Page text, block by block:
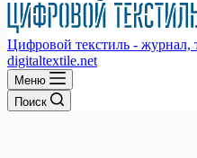
Цифровой текстиль - журнал,
digitaltextile.net
Меню
Поиск